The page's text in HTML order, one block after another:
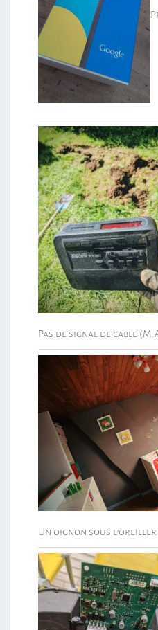
Pas de signal de cable
Un oignon sous l’oreiller